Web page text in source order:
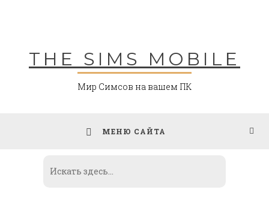
THE SIMS MOBILE
Мир Симсов на вашем ПК
МЕНЮ САЙТА